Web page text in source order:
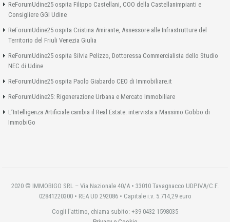
ReForumUdine25 ospita Filippo Castellani, COO della Castellanimpianti e
Consigliere GGI Udine
ReForumUdine25 ospita Cristina Amirante, Assessore alle Infrastrutture del
Territorio del Friuli Venezia Giulia
ReForumUdine25 ospita Silvia Pelizzo, Dottoressa Commercialista dello Studio
NEC di Udine
ReForumUdine25 ospita Paolo Giabardo CEO di Immobiliare.it
ReForumUdine25: Rigenerazione Urbana e Mercato Immobiliare
L’Intelligenza Artificiale cambia il Real Estate: intervista a Massimo Gobbo di
ImmobiGo
2020 © IMMOBIGO SRL – Via Nazionale 40/A • 33010 Tavagnacco UDP.IVA/C.F.
02841220300 • REA UD 292086 • Capitale i.v. 5.714,29 euro
Cogli l'attimo, chiama subito: +39 0432 1598035